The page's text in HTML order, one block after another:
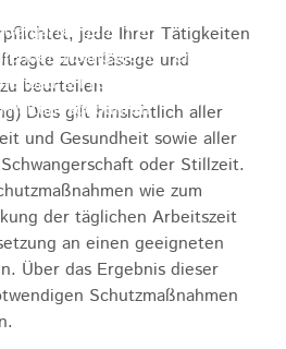
& Freibad
- Vertreter im Aufsichtsrat
jede Ihrer Tätigkeiten
zuverlässige und
beurteilen
Dies gilt hinsichtlich aller
und Gesundheit sowie aller
oder Stillzeit.
wie zum
der täglichen Arbeitszeit
an einen geeigneten
Über das Ergebnis dieser
Schutzmaßnahmen